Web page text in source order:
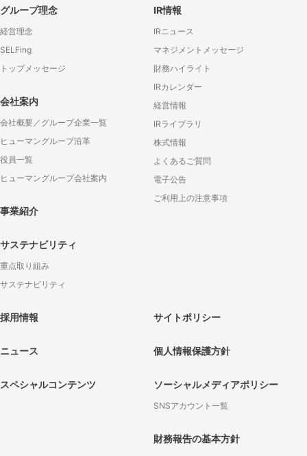
グループ理念
経営理念
SELFing
トップメッセージ
会社案内
会社概要／グループ企業一覧
ヒューマングループ沿革
役員一覧
ヒューマングループ会社案内
事業紹介
サステナビリティ
重点取り組み
サステナビリティ
IR情報
IRニュース
マネジメントメッセージ
財務ハイライト
IRカレンダー
経営情報
IRライブラリ
株式情報
よくあるご質問
電子公告
ご利用上の注意事項
採用情報
ニュース
スペシャルコンテンツ
サイトポリシー
個人情報保護方針
ソーシャルメディアポリシー
SNSアカウント一覧
財務報告の基本方針